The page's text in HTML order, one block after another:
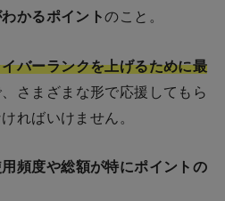
かるポイントのこと。
バーランクを上げるために最
さまざまな形で応援してもら
ればいけません。
頻度や総額が特にポイントの